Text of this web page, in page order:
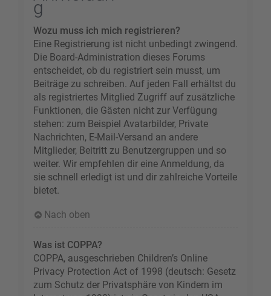
g
Wozu muss ich mich registrieren?
Eine Registrierung ist nicht unbedingt zwingend.
Die Board-Administration dieses Forums
entscheidet, ob du registriert sein musst, um
Beiträge zu schreiben. Auf jeden Fall erhältst du
als registriertes Mitglied Zugriff auf zusätzliche
Funktionen, die Gästen nicht zur Verfügung
stehen: zum Beispiel Avatarbilder, Private
Nachrichten, E-Mail-Versand an andere
Mitglieder, Beitritt zu Benutzergruppen und so
weiter. Wir empfehlen dir eine Anmeldung, da
sie schnell erledigt ist und dir zahlreiche Vorteile
bietet.
Nach oben
Was ist COPPA?
COPPA, ausgeschrieben Children’s Online
Privacy Protection Act of 1998 (deutsch: Gesetz
zum Schutz der Privatsphäre von Kindern im